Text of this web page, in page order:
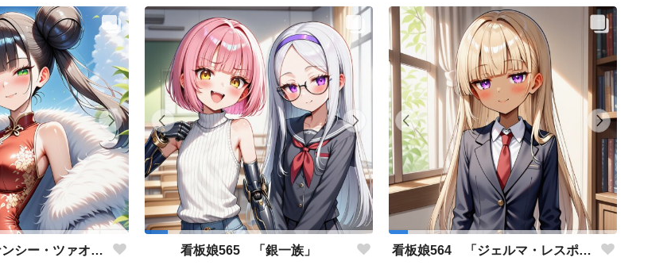
看板娘566 「ナンシー・ツァオのよもやま話」 看板娘565 「銀一族」 看板娘564 「ジェルマ・レスポストン・八百のよもやま話」